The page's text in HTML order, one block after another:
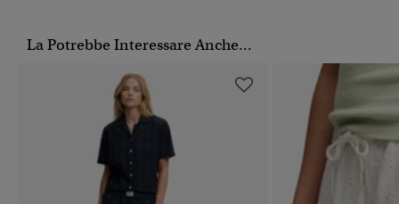
La Potrebbe Interessare Anche...